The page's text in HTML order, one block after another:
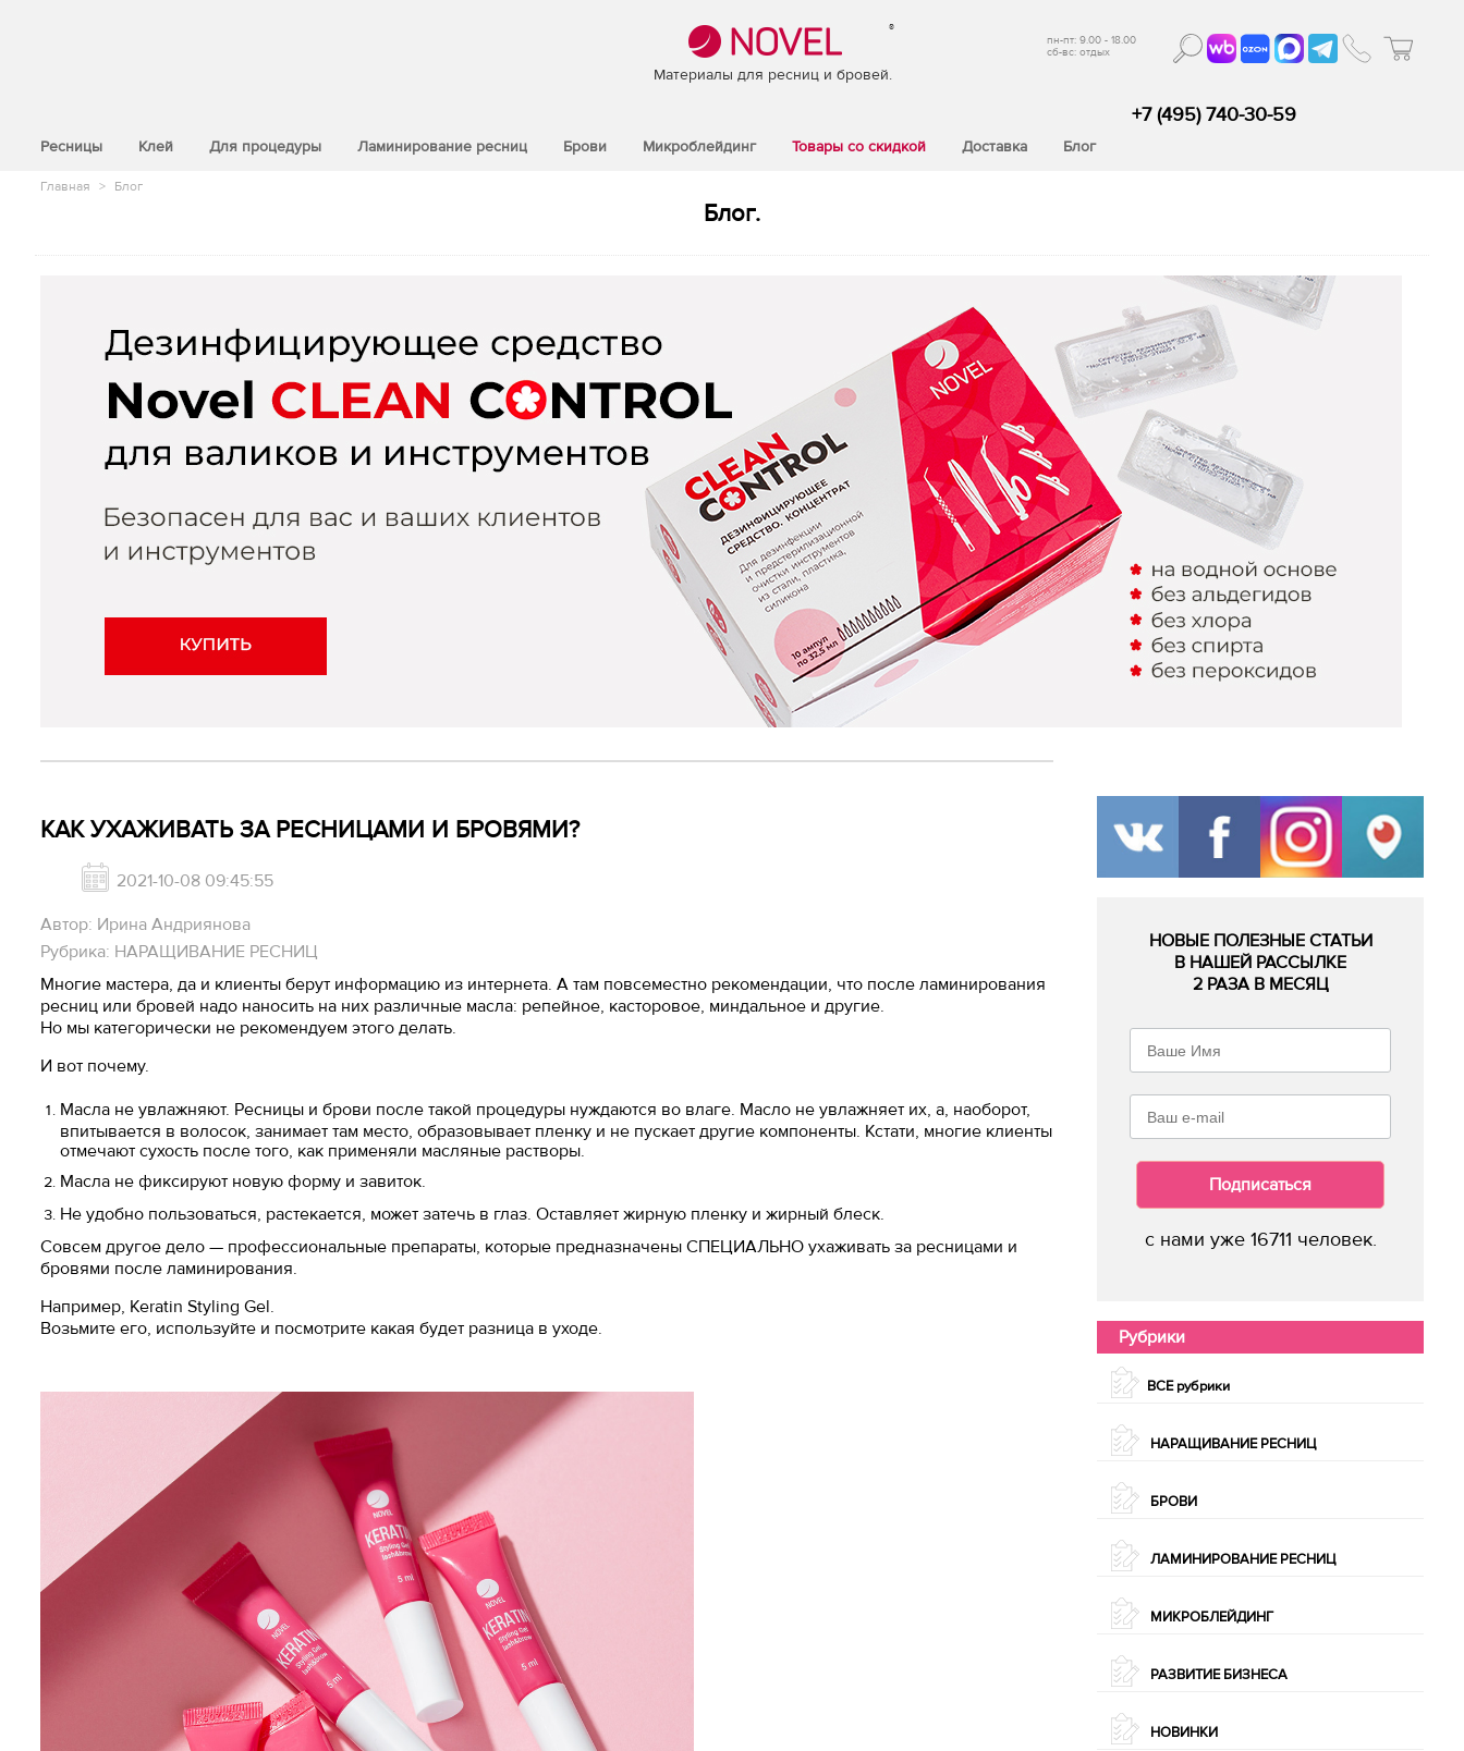
®
Материалы для ресниц и бровей.
пн-пт: 9.00 - 18.00
сб-вс: отдых
Ресницы Клей Для процедуры Ламинирование ресниц Брови Микроблейдинг Товары со скидкой Доставка Блог
+7 (495) 740-30-59
Главная > Блог
Блог.
КАК УХАЖИВАТЬ ЗА РЕСНИЦАМИ И БРОВЯМИ?
2021-10-08 09:45:55
Автор: Ирина Андриянова
Рубрика: НАРАЩИВАНИЕ РЕСНИЦ
Многие мастера, да и клиенты берут информацию из интернета. А там повсеместно рекомендации, что после ламинирования
ресниц или бровей надо наносить на них различные масла: репейное, касторовое, миндальное и другие.
Но мы категорически не рекомендуем этого делать.
И вот почему.
Масла не увлажняют. Ресницы и брови после такой процедуры нуждаются во влаге. Масло не увлажняет их, а, наоборот,
впитывается в волосок, занимает там место, образовывает пленку и не пускает другие компоненты. Кстати, многие клиенты
отмечают сухость после того, как применяли масляные растворы.
Масла не фиксируют новую форму и завиток.
Не удобно пользоваться, растекается, может затечь в глаз. Оставляет жирную пленку и жирный блеск.
Совсем другое дело — профессиональные препараты, которые предназначены СПЕЦИАЛЬНО ухаживать за ресницами и
бровями после ламинирования.
Например, Keratin Styling Gel.
Возьмите его, используйте и посмотрите какая будет разница в уходе.
НОВЫЕ ПОЛЕЗНЫЕ СТАТЬИ
В НАШЕЙ РАССЫЛКЕ
2 РАЗА В МЕСЯЦ
Подписаться
с нами уже 16711 человек.
Рубрики
ВСЕ рубрики
НАРАЩИВАНИЕ РЕСНИЦ
БРОВИ
ЛАМИНИРОВАНИЕ РЕСНИЦ
МИКРОБЛЕЙДИНГ
РАЗВИТИЕ БИЗНЕСА
НОВИНКИ